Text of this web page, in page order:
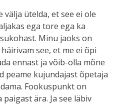
ütelda, et see ei ole
ega tore ega ka
Minu jaoks on
see, et me ei õpi
ennast ja võib-olla mõne
peame kujundajast õpetaja
Fookuspunkt on
ära. Ja see läbiv